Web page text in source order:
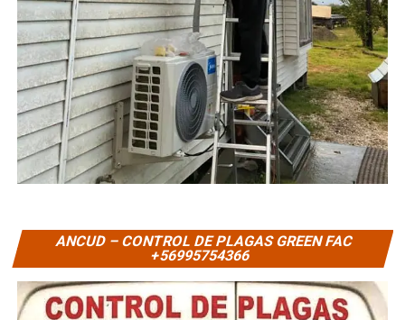
ANCUD – CONTROL DE PLAGAS GREEN FAC
+56995754366